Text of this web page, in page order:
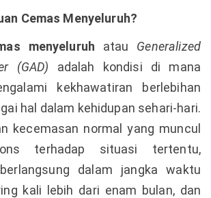
Cemas Menyeluruh?
menyeluruh atau Generalized
(GAD) adalah kondisi di mana
kekhawatiran berlebihan
hal dalam kehidupan sehari-hari.
kecemasan normal yang muncul
terhadap situasi tertentu,
dalam jangka waktu
kali lebih dari enam bulan, dan